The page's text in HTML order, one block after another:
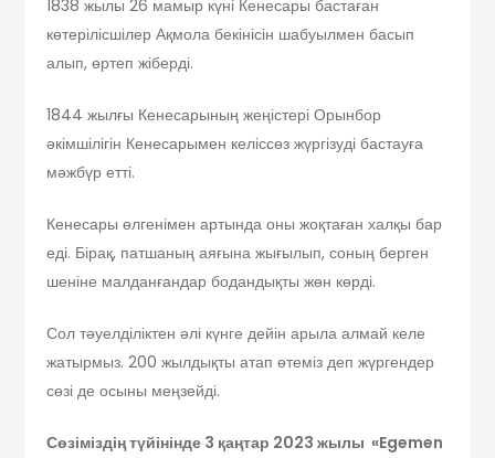
1838 жылы 26 мамыр күні Кенесары бастаған
көтерілісшілер Ақмола бекінісін шабуылмен басып
алып, өртеп жіберді.
1844 жылғы Кенесарының жеңістері Орынбор
әкімшілігін Кенесарымен келіссөз жүргізуді бастауға
мәжбүр етті.
Кенесары өлгенімен артында оны жоқтаған халқы бар
еді. Бірақ, патшаның аяғына жығылып, соның берген
шеніне малданғандар бодандықты жөн көрді.
Сол тәуелділіктен әлі күнге дейін арыла алмай келе
жатырмыз. 200 жылдықты атап өтеміз деп жүргендер
сөзі де осыны меңзейді.
Сөзіміздің түйінінде 3 қаңтар 2023 жылы «Egemen